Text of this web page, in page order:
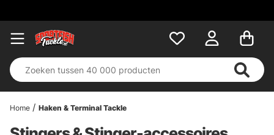
Home Haken & Terminal Tackle